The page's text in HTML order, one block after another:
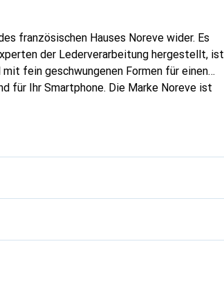
französischen Hauses Noreve wider. Es
der Lederverarbeitung hergestellt, ist
fein geschwungenen Formen für einen
für Ihr Smartphone. Die Marke Noreve ist